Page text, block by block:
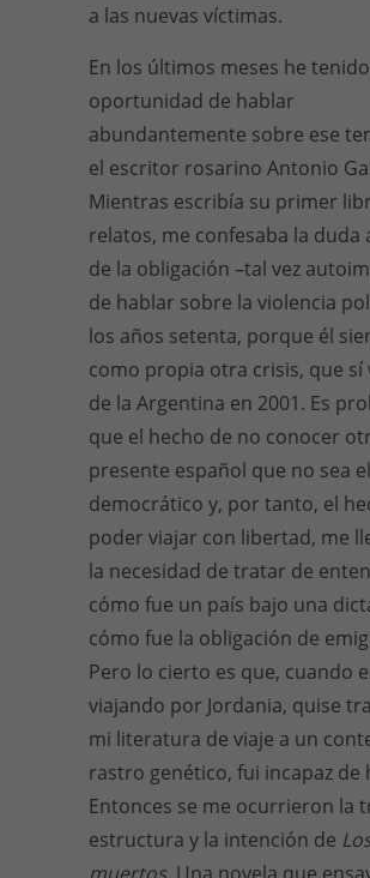
a las nuevas víctimas.
En los últimos meses he
oportunidad de hablar
abundantemente sobre ese
el escritor rosarino Antonio
Mientras escribía su primer
relatos, me confesaba la duda
de la obligación –tal vez
de hablar sobre la violencia
los años setenta, porque él
como propia otra crisis, que sí
de la Argentina en 2001. Es
que el hecho de no conocer
presente español que no sea el
democrático y, por tanto, el
poder viajar con libertad, me
la necesidad de tratar de
cómo fue un país bajo una
cómo fue la obligación de
Pero lo cierto es que, cuando
viajando por Jordania, quise
mi literatura de viaje a un
rastro genético, fui incapaz de
Entonces se me ocurrieron la
estructura y la intención de